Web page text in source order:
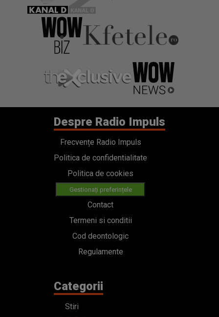
Despre Radio Impuls
Frecvențe Radio Impuls
Politica de confidentialitate
Politica de cookies
Gestionați preferințele
Contact
Termeni si conditii
Cod deontologic
Regulamente
Categorii
Stiri